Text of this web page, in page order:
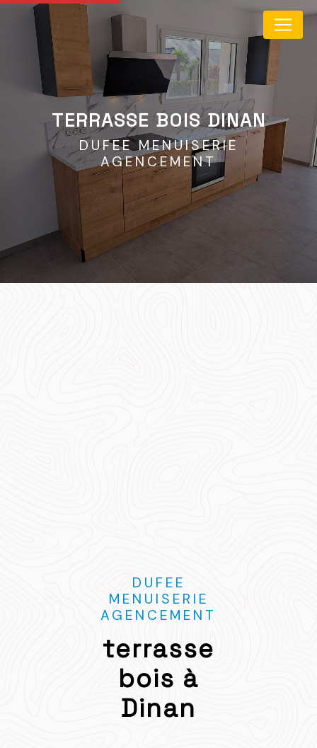
TERRASSE BOIS DINAN
DUFEE MENUISERIE
AGENCEMENT
DUFEE
MENUISERIE
AGENCEMENT
terrasse
bois à
Dinan
Panneau de gestion des cookies